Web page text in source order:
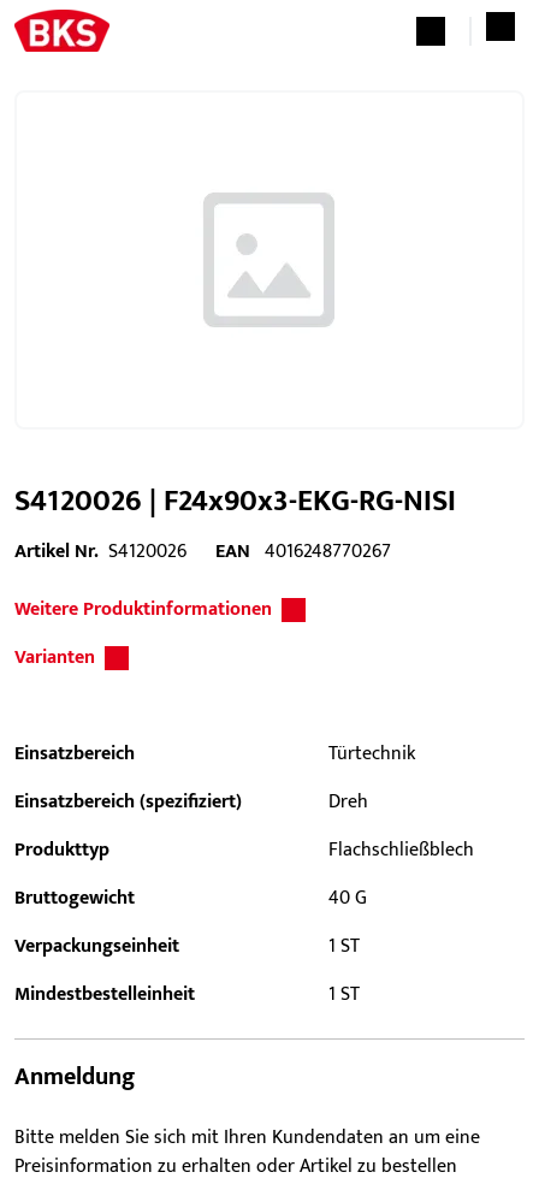
S4120026 | F24x90x3-EKG-RG-NISI
Artikel Nr. S4120026 EAN 4016248770267
Weitere Produktinformationen
Varianten
Einsatzbereich
Türtechnik
Einsatzbereich (spezifiziert)
Dreh
Produkttyp
Flachschließblech
Bruttogewicht
40 G
Verpackungseinheit
1 ST
Mindestbestelleinheit
1 ST
Anmeldung
Bitte melden Sie sich mit Ihren Kundendaten an um eine
Preisinformation zu erhalten oder Artikel zu bestellen